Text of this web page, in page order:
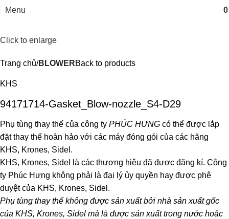
Menu
Click to enlarge
Trang chủ BLOWERBack to products
KHS
94171714-Gasket_Blow-nozzle_S4-D29
Phụ tùng thay thế của công ty PHÚC HƯNG có thể được lắp
đặt thay thế hoàn hảo với các máy đóng gói của các hãng
KHS, Krones, Sidel.
KHS, Krones, Sidel là các thương hiệu đã được đăng kí. Công
ty Phúc Hưng không phải là đại lý ủy quyền hay được phê
duyệt của KHS, Krones, Sidel.
Phụ tùng thay thế không được sản xuất bởi nhà sản xuất gốc
của KHS, Krones, Sidel mà là được sản xuất trong nước hoặc